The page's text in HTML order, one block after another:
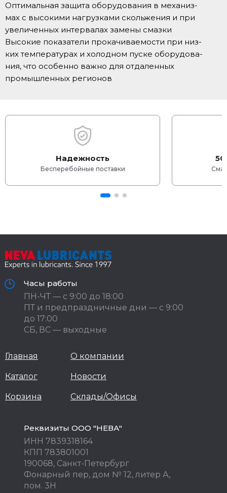
Оптимальная защита оборудования в механиз-
мах с высокими нагрузками скольжения и при
увеличенных интервалах замены смазки
Высокие показатели прокачиваемости при низ-
ких температурах и холодном пуске оборудова-
ния, что особенно важно для отдаленных
промышленных регионов
Надежность
Бесперебойные поставки
Часы работы
ПН-ЧТ — с 9:00 до 18:00
ПТ и предпраздничные дни — с 9:00
до 17:00
СБ, ВС — выходные
Главная
Каталог
Корзина
О компании
Новости
Склады/Офисы
Реквизиты ООО "НЕВА"
ИНН 7839318164
КПП 783801001
190068, Санкт-Петербург
Фонарный пер, дом № 12, литер А,
пом. 3Н